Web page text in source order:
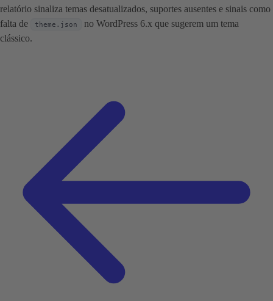
relatório sinaliza temas desatualizados, suportes ausentes e sinais como
falta de
theme.json
no WordPress 6.x que sugerem um tema
clássico.